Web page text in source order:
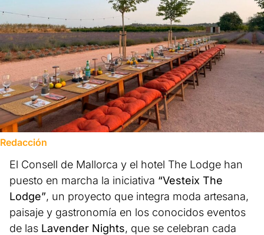
Redacción
El Consell de Mallorca y el hotel The Lodge han
puesto en marcha la iniciativa “Vesteix The
Lodge”, un proyecto que integra moda artesana,
paisaje y gastronomía en los conocidos eventos
de las Lavender Nights, que se celebran cada